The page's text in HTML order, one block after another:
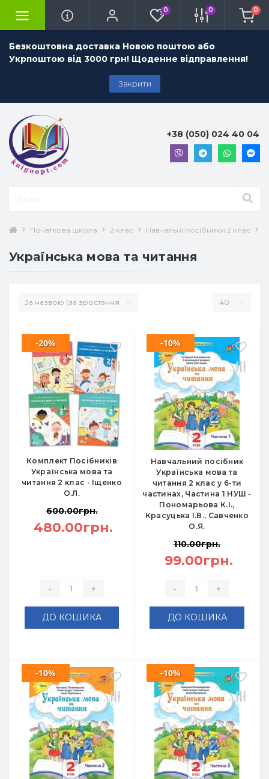
Безкоштовна доставка Новою поштою або
Укрпоштою від 3000 грн! Щоденне відправлення!
Закрити
0 0 0
+38 (050) 024 40 04
Початкова школа 2 клас Навчальні посібники 2 клас
Українська мова та читання
Комплект Посібників
Українська мова та
читання 2 клас - Іщенко
О.Л.
-20%
600.00грн.
480.00грн.
- +
ДО КОШИКА
Навчальний посібник
Українська мова та
читання 2 клас у 6-ти
частинах, Частина 1 НУШ -
Пономарьова К.І.,
Красуцька І.В., Савченко
О.Я.
-10%
110.00грн.
99.00грн.
- +
ДО КОШИКА
-10% -10%